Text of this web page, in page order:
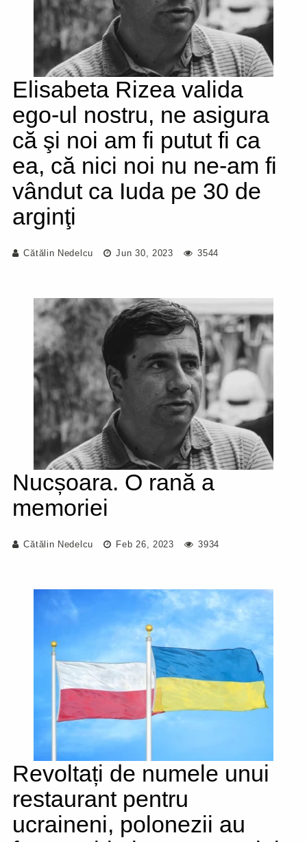
Elisabeta Rizea valida
ego-ul nostru, ne asigura
că şi noi am fi putut fi ca
ea, că nici noi nu ne-am fi
vândut ca Iuda pe 30 de
arginţi
Cătălin Nedelcu Jun 30, 2023 3544
Nucșoara. O rană a
memoriei
Cătălin Nedelcu Feb 26, 2023 3934
Revoltați de numele unui
restaurant pentru
ucraineni, polonezii au